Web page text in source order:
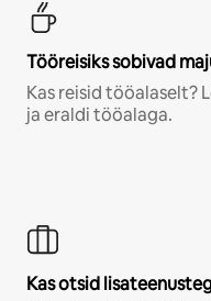
Tööreisiks sobivad
Kas reisid tööalaselt?
ja eraldi tööalaga.
Kas otsid